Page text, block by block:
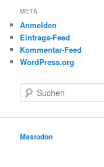
META
Anmelden
Eintrags-Feed
Kommentar-Feed
WordPress.org
u
e
Mastodon